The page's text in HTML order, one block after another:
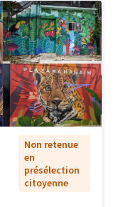
Non retenue
en
présélection
citoyenne